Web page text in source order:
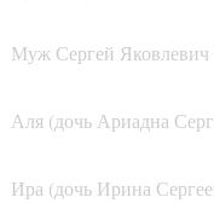
Муж Сергей
Аля (дочь Ариадна
Ира (дочь Ирина